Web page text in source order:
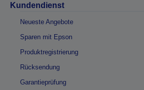
Kundendienst
Neueste Angebote
Sparen mit Epson
Produktregistrierung
Rücksendung
Garantieprüfung